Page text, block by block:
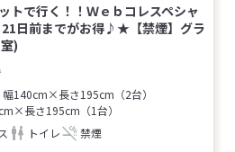
トで行く！！Ｗｅｂコレスペシャ
日前までがお得♪★【禁煙】グラ
)
幅140cm×長さ195cm（2台）
長さ195cm（1台）
トイレ 禁煙